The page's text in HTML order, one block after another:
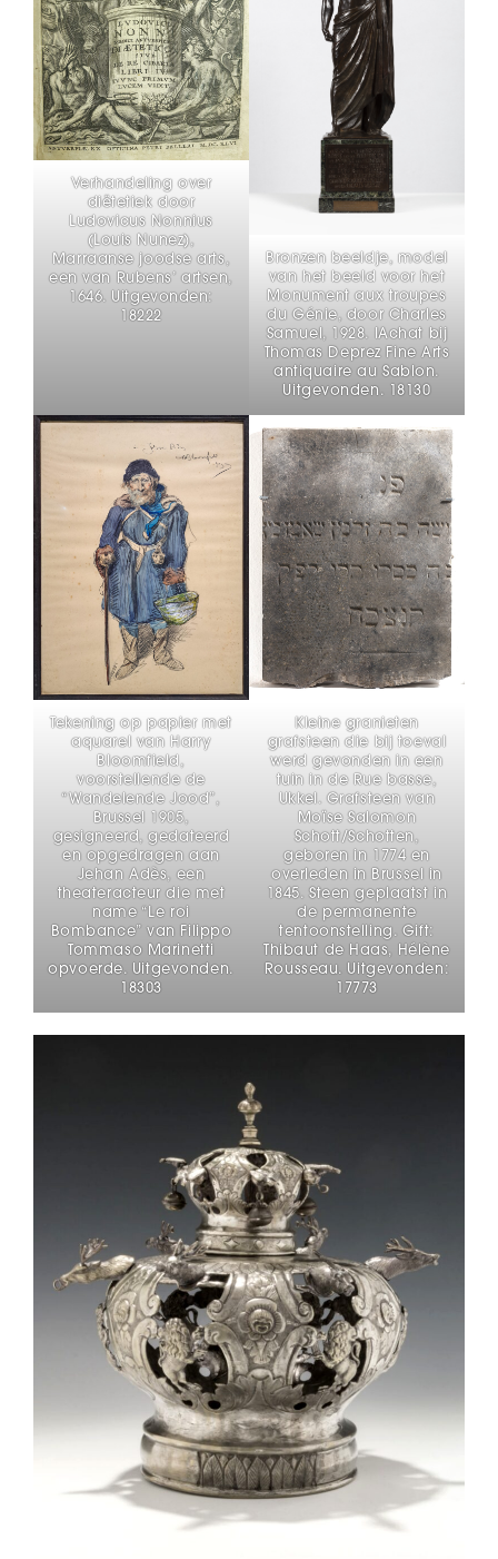
Verhandeling over
diëtetiek door
Ludovicus Nonnius
(Louis Nunez),
Marraanse joodse arts,
een van Rubens’ artsen,
1646. Uitgevonden:
18222
Bronzen beeldje, model
van het beeld voor het
Monument aux troupes
du Génie, door Charles
Samuel, 1928. IAchat bij
Thomas Deprez Fine Arts
antiquaire au Sablon.
Uitgevonden. 18130
Tekening op papier met
aquarel van Harry
Bloomfield,
voorstellende de
“Wandelende Jood”,
Brussel 1905,
gesigneerd, gedateerd
en opgedragen aan
Jehan Adès, een
theateracteur die met
name “Le roi
Bombance” van Filippo
Tommaso Marinetti
opvoerde. Uitgevonden.
18303
Kleine granieten
grafsteen die bij toeval
werd gevonden in een
tuin in de Rue basse,
Ukkel. Grafsteen van
Moïse Salomon
Schott/Schotten,
geboren in 1774 en
overleden in Brussel in
1845. Steen geplaatst in
de permanente
tentoonstelling. Gift:
Thibaut de Haas, Hélène
Rousseau. Uitgevonden:
17773